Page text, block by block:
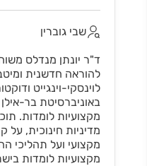
שבי גוברין
ד"ר יונתן מנדלס
להוראה חדשנית
לוינסקי-וינגייט
באוניברסיטת בר-
מקצועיות לומדות.
מדיניות חינוכית, על
מקצועי ועל תהליכי
מקצועיות לומדות